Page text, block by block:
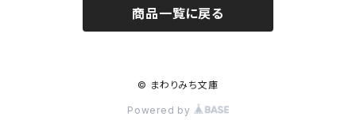
現代小説 エッセイ 戯曲（外国人作家）
人生 生き方 について考える
食べ物 料理
詩（外国人作家）
ファンタジー SF 幻想文学（外国人作家）
日常の 風景 群像
生き方 ライフスタイル
趣味 ファッション 生活用品 雑貨
商品一覧に戻る
© まわりみち文庫
Powered by